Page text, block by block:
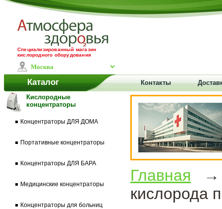
Специализированный магазин
кислородного оборудования
Каталог Контакты
Кислородные
концентраторы
Концентраторы ДЛЯ ДОМА
Портативные концентраторы
Концентраторы ДЛЯ БАРА
Медицинские концентраторы
Концентраторы для больниц
Главная
кислорода